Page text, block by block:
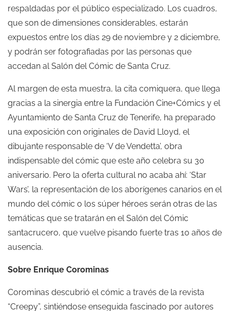
respaldadas por el público especializado. Los cuadros,
que son de dimensiones considerables, estarán
expuestos entre los días 29 de noviembre y 2 diciembre,
y podrán ser fotografiadas por las personas que
accedan al Salón del Cómic de Santa Cruz.
Al margen de esta muestra, la cita comiquera, que llega
gracias a la sinergia entre la Fundación Cine+Cómics y el
Ayuntamiento de Santa Cruz de Tenerife, ha preparado
una exposición con originales de David Lloyd, el
dibujante responsable de ‘V de Vendetta’, obra
indispensable del cómic que este año celebra su 30
aniversario. Pero la oferta cultural no acaba ahí: ‘Star
Wars’, la representación de los aborígenes canarios en el
mundo del cómic o los súper héroes serán otras de las
temáticas que se tratarán en el Salón del Cómic
santacrucero, que vuelve pisando fuerte tras 10 años de
ausencia.
Sobre Enrique Corominas
Corominas descubrió el cómic a través de la revista
“Creepy”, sintiéndose enseguida fascinado por autores